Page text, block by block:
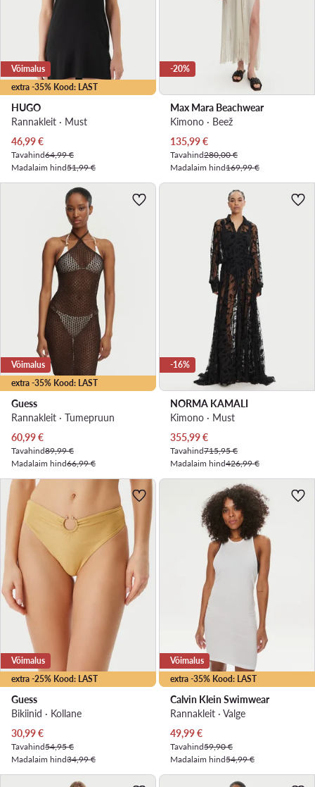
extra -35% Kood: LAST
Võimalus
HUGO
Rannakleit · Must
Praegune hind
46,99€
Tavahind64,99 €
Madalaim hind51,99 €
-20%
Max Mara Beachwear
Kimono · Beež
Praegune hind
135,99€
Tavahind280,00 €
Madalaim hind169,99 €
extra -35% Kood: LAST
Võimalus
Guess
Rannakleit · Tumepruun
Praegune hind
60,99€
Tavahind89,99 €
Madalaim hind66,99 €
-16%
NORMA KAMALI
Kimono · Must
Praegune hind
355,99€
Tavahind715,95 €
Madalaim hind426,99 €
extra -25% Kood: LAST
Võimalus
Guess
Bikiinid · Kollane
Praegune hind
30,99€
Tavahind54,95 €
Madalaim hind34,99 €
extra -35% Kood: LAST
Võimalus
Calvin Klein Swimwear
Rannakleit · Valge
Praegune hind
49,99€
Tavahind59,90 €
Madalaim hind54,99 €